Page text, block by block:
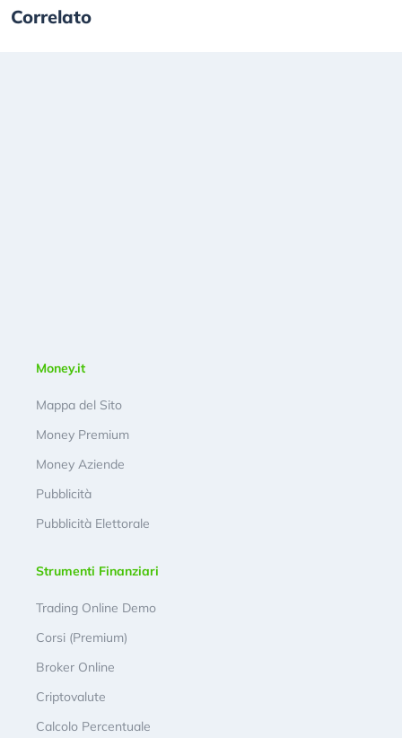
Correlato
Money.it
Mappa del Sito
Money Premium
Money Aziende
Pubblicità
Pubblicità Elettorale
Strumenti Finanziari
Trading Online Demo
Corsi (Premium)
Broker Online
Criptovalute
Calcolo Percentuale